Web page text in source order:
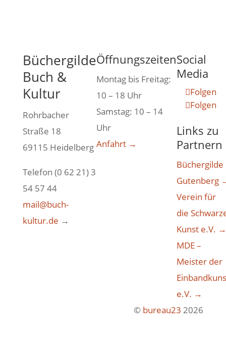
Büchergilde
Buch &
Kultur
Rohrbacher
Straße 18
69115 Heidelberg
Telefon (0 62 21) 3
54 57 44
mail@buch-
kultur.de →
Öffnungszeiten
Montag bis Freitag:
10 – 18 Uhr
Samstag: 10 – 14
Uhr
Anfahrt →
Social
Media
Folgen
Folgen
Links zu
Partnern
Büchergilde
Gutenberg
Verein für
die
Kunst e.V. →
MDE –
Meister der
e.V. →
© bureau23 2026